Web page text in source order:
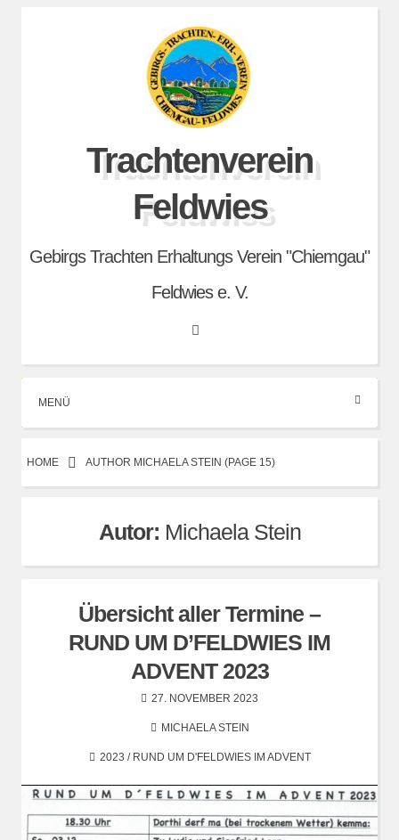
Trachtenverein
Feldwies
Gebirgs Trachten Erhaltungs Verein "Chiemgau"
Feldwies e. V.
Search
MENÜ
HOME AUTHOR MICHAELA STEIN (PAGE 15)
Autor: Michaela Stein
Übersicht aller Termine –
RUND UM D’FELDWIES IM
ADVENT 2023
27. NOVEMBER 2023
MICHAELA STEIN
2023 / RUND UM D'FELDWIES IM ADVENT